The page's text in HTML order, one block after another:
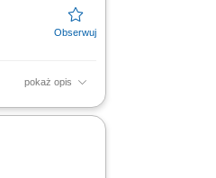
pokaż opis
oraz